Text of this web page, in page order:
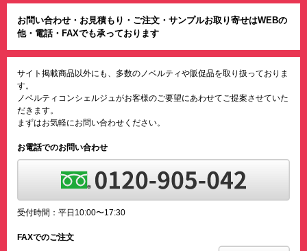
お問い合わせ・お見積もり・ご注文・サンプルお取り寄せはWEBの
他・電話・FAXでも承っております
サイト掲載商品以外にも、多数のノベルティや販促品を取り扱っておりま
す。
ノベルティコンシェルジュがお客様のご要望にあわせてご提案させていた
だきます。
まずはお気軽にお問い合わせください。
お電話でのお問い合わせ
受付時間：平日10:00〜17:30
FAXでのご注文